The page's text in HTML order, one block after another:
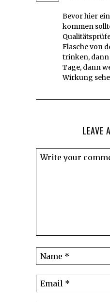
Bevor hier
kommen
Flasche von
trinken,
Tage, dann
Wirkung
LEAVE